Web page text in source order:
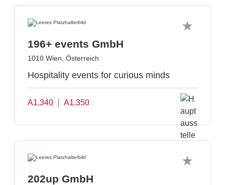
196+ events GmbH
1010 Wien, Österreich
Hospitality events for curious minds
A1.340 A1.350
202up GmbH